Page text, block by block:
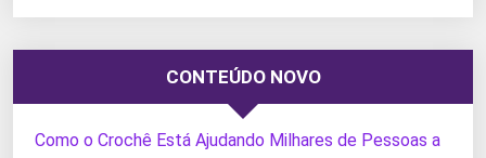
CONTEÚDO NOVO
Como o Crochê Está Ajudando Milhares de Pessoas a